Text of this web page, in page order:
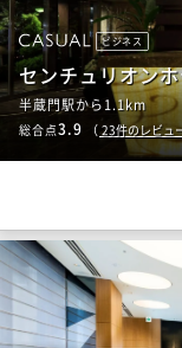
ビジネス
センチュリオン
半蔵門駅から1.1km
総合点3.9 （ 23件のレビュ